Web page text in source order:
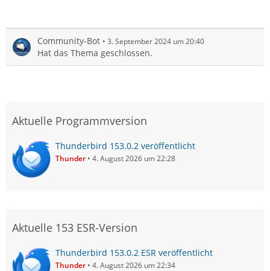
Community-Bot 3. September 2024 um 20:40
Hat das Thema geschlossen.
Aktuelle Programmversion
Thunderbird 153.0.2 veröffentlicht
Thunder 4. August 2026 um 22:28
Aktuelle 153 ESR-Version
Thunderbird 153.0.2 ESR veröffentlicht
Thunder 4. August 2026 um 22:34